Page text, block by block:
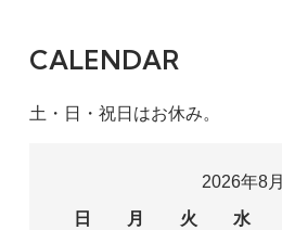
CALENDAR
土・日・祝日はお休み。
2026年8月
日
月 火 水